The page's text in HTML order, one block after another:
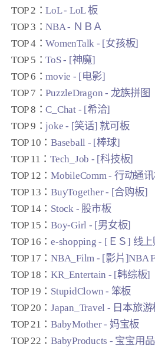
TOP 2：LoL - LoL 板
TOP 3：NBA - ＮＢＡ
TOP 4：WomenTalk - [女孩板]
TOP 5：ToS - [神魔]
TOP 6：movie - [电影]
TOP 7：PuzzleDragon - 龙族拼图
TOP 8：C_Chat - [希洽]
TOP 9：joke - [笑话] 就可板
TOP 10：Baseball - [棒球]
TOP 11：Tech_Job - [科技板]
TOP 12：MobileComm - 行动通
TOP 13：BuyTogether - [合购板]
TOP 14： Stock - 股市板
TOP 15：Boy-Girl - [男女板]
TOP 16：e-shopping - [ＥＳ] 线
TOP 17：NBA_Film - [影片]NBA
TOP 18：KR_Entertain - [韩综板]
TOP 19： StupidClown - 笨板
TOP 20：Japan_Travel - 日本旅游
TOP 21：BabyMother - 妈宝板
TOP 22：BabyProducts - 宝宝用